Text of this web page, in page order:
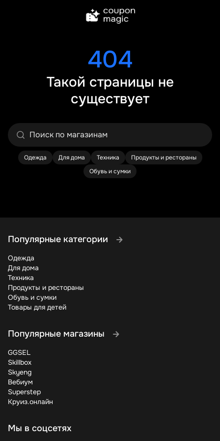
404
Такой страницы не
существует
Одежда Для дома Техника
Продукты и рестораны
Обувь и сумки
Популярные категории
Одежда
Для дома
Техника
Продукты и рестораны
Обувь и сумки
Товары для детей
Популярные магазины
GGSEL
Skillbox
Skyeng
Вебиум
Superstep
Круиз.онлайн
Мы в соцсетях